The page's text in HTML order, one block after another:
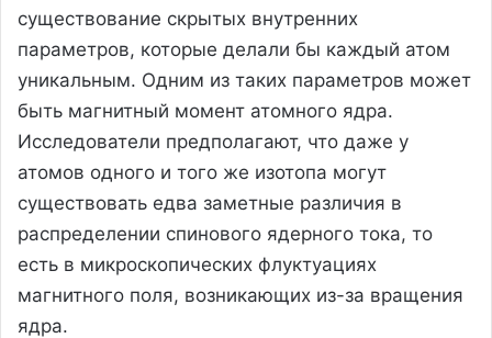
существование скрытых внутренних
параметров, которые делали бы каждый атом
уникальным. Одним из таких параметров может
быть магнитный момент атомного ядра.
Исследователи предполагают, что даже у
атомов одного и того же изотопа могут
существовать едва заметные различия в
распределении спинового ядерного тока, то
есть в микроскопических флуктуациях
магнитного поля, возникающих из-за вращения
ядра.